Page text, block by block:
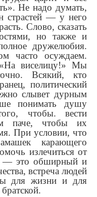
Не надо думать,
страстей — у него
Слово, сказать
но также и
дружелюбия.
часто осуждаем.
виселицу!» Мы
Всякий, кто
политический
слывет дурным
понимать душу
чтобы. вести
паче, чтобы их
При условии, что
карающего
излечиться от
— это обширный и
встреча людей
для жизни и для